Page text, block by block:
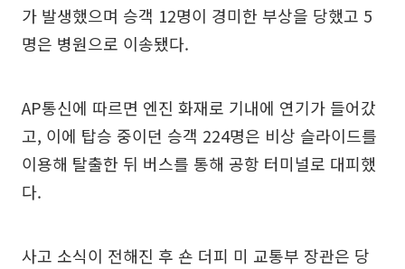
가 발생했으며 승객 12명이 경미한 부상을 당했고 5
명은 병원으로 이송됐다.
AP통신에 따르면 엔진 화재로 기내에 연기가 들어갔
고, 이에 탑승 중이던 승객 224명은 비상 슬라이드를
이용해 탈출한 뒤 버스를 통해 공항 터미널로 대피했
다.
사고 소식이 전해진 후 숀 더피 미 교통부 장관은 당